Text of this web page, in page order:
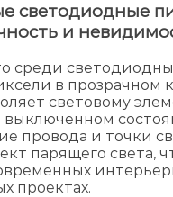
светодиодные
и
среди
в прозрачном
световому
выключенном
провода и точки
парящего света,
проектах.